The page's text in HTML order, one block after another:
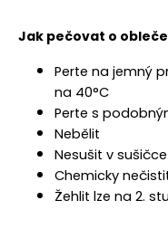
Jak pečovat o
Perte na jemný
na 40°C
Perte s
Nebělit
Nesušit v sušičce
Chemicky
Žehlit lze na 2.